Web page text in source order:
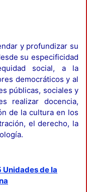
y profundizar su
su especificidad
social, a la
democráticos y al
públicas, sociales y
realizar docencia,
de la cultura en los
el derecho, la
de la